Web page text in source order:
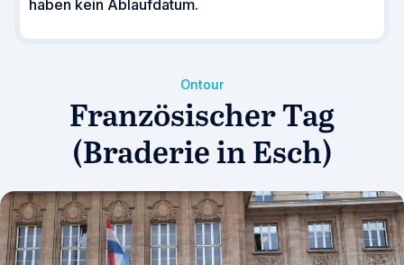
haben kein Ablaufdatum.
Ontour
Französischer Tag
(Braderie in Esch)